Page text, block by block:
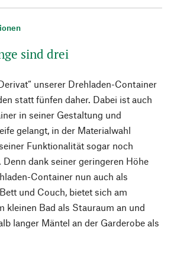
sind drei
unserer Drehladen-Container
statt fünfen daher. Dabei ist auch
in seiner Gestaltung und
gelangt, in der Materialwahl
Funktionalität sogar noch
dank seiner geringeren Höhe
Container nun auch als
und Couch, bietet sich am
kleinen Bad als Stauraum an und
langer Mäntel an der Garderobe als